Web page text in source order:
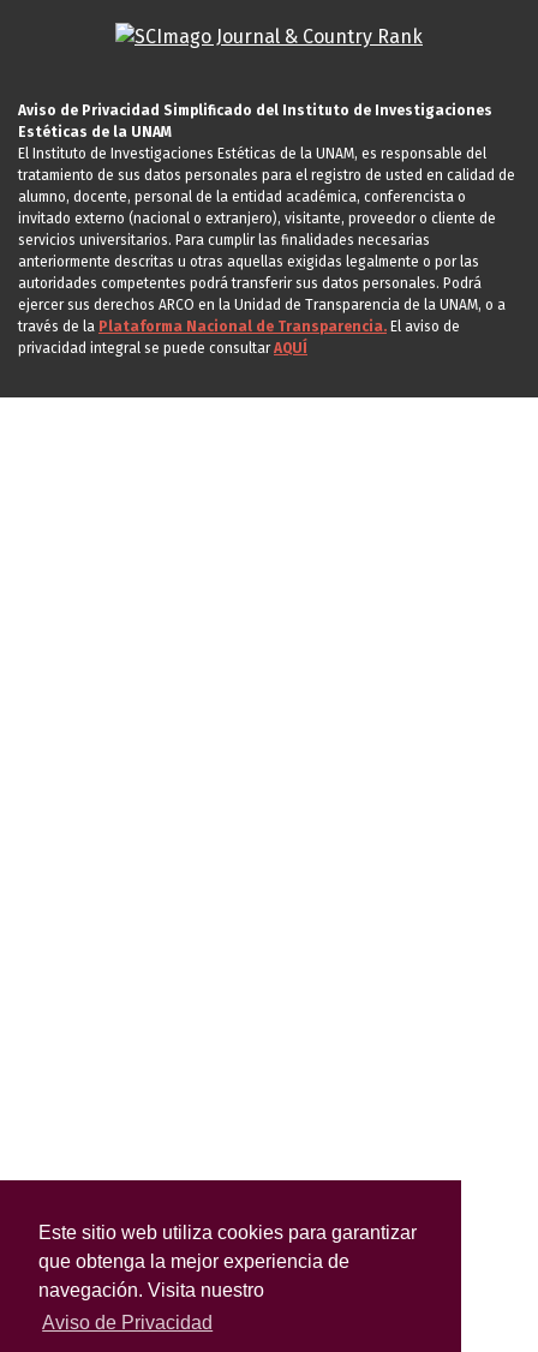
Este sitio web utiliza cookies para garantizar
que obtenga la mejor experiencia de
navegación. Visita nuestro
Aviso de Privacidad
Aviso de Privacidad Simplificado del Instituto de Investigaciones
Estéticas de la UNAM
El Instituto de Investigaciones Estéticas de la UNAM, es responsable del
tratamiento de sus datos personales para el registro de usted en calidad de
alumno, docente, personal de la entidad académica, conferencista o
invitado externo (nacional o extranjero), visitante, proveedor o cliente de
servicios universitarios. Para cumplir las finalidades necesarias
anteriormente descritas u otras aquellas exigidas legalmente o por las
autoridades competentes podrá transferir sus datos personales. Podrá
ejercer sus derechos ARCO en la Unidad de Transparencia de la UNAM, o a
través de la Plataforma Nacional de Transparencia. El aviso de
privacidad integral se puede consultarAQUÍ